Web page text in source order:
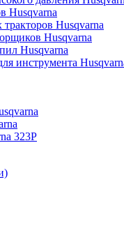
Husqvarna
Husqvarna
Husqvarna
Husqvarna
инструмента
323P